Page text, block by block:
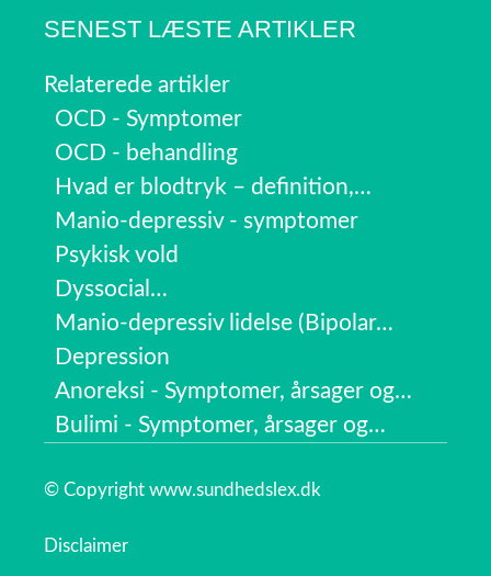
SENEST LÆSTE ARTIKLER
Relaterede artikler
OCD - Symptomer
OCD - behandling
Hvad er blodtryk – definition,…
Manio-depressiv - symptomer
Psykisk vold
Dyssocial…
Manio-depressiv lidelse (Bipolar…
Depression
Anoreksi - Symptomer, årsager og…
Bulimi - Symptomer, årsager og…
© Copyright www.sundhedslex.dk
Disclaimer